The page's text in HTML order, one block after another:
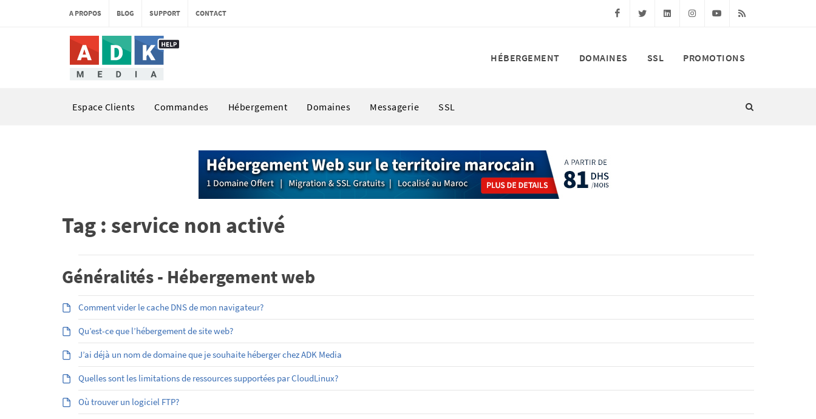
A PROPOS BLOG SUPPORT CONTACT
HÉBERGEMENT DOMAINES SSL PROMOTIONS
Espace Clients Commandes Hébergement Domaines Messagerie SSL
Tag : service non activé
Généralités - Hébergement web
Comment vider le cache DNS de mon navigateur?
Qu’est-ce que l’hébergement de site web?
J’ai déjà un nom de domaine que je souhaite héberger chez ADK Media
Quelles sont les limitations de ressources supportées par CloudLinux?
Où trouver un logiciel FTP?